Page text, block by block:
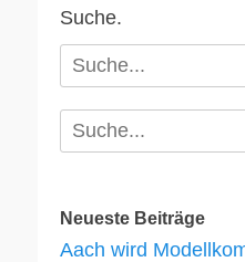
Suche.
Suche
für:
Suche
für:
Neueste Beiträge
Aach wird